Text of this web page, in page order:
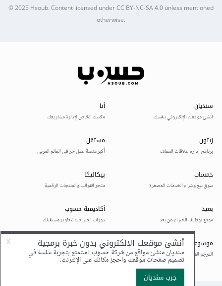
© 2025Hsoub.Content licensed underCC BY-NC-SA 4.0unless mentioned
otherwise.